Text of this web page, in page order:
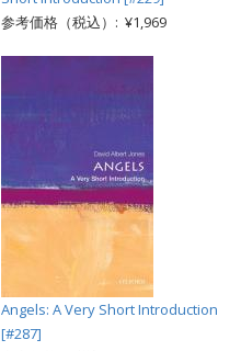
参考価格（税込）: ¥1,969
Angels: A Very Short Introduction
[#287]